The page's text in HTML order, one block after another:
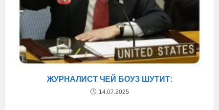
ЖУРНАЛИСТ ЧЕЙ БОУЗ ШУТИТ:
14.07.2025